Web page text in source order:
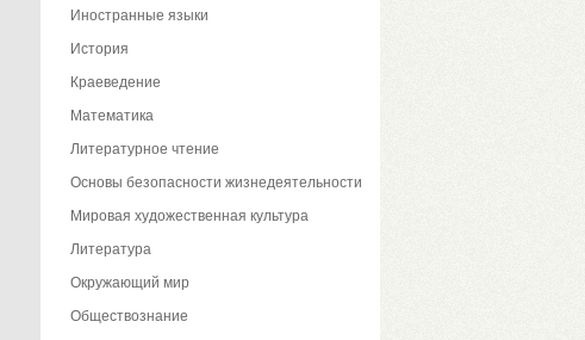
Иностранные языки
История
Краеведение
Математика
Литературное чтение
Основы безопасности жизнедеятельности
Мировая художественная культура
Литература
Окружающий мир
Обществознание